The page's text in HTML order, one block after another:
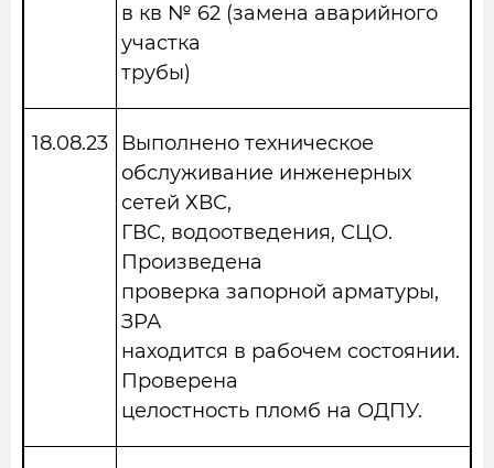
в кв № 62 (замена аварийного
участка
трубы)
18.08.23
Выполнено техническое
обслуживание инженерных
сетей ХВС,
ГВС, водоотведения, СЦО.
Произведена
проверка запорной арматуры,
ЗРА
находится в рабочем состоянии.
Проверена
целостность пломб на ОДПУ.